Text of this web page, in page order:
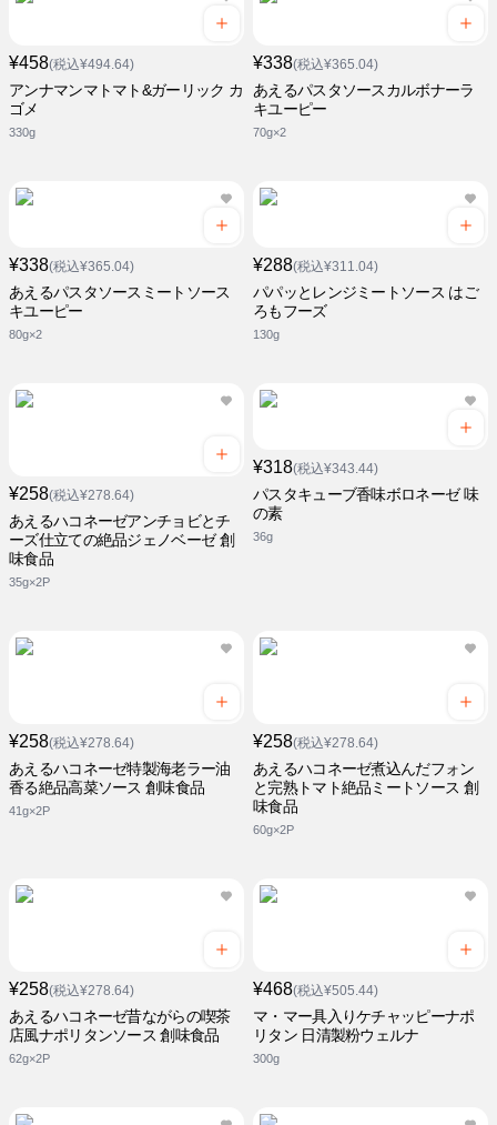
¥458(税込¥494.64)
アンナマンマトマト&ガーリック カ
ゴメ
330g
¥338(税込¥365.04)
あえるパスタソースカルボナーラ
キユーピー
70g×2
¥338(税込¥365.04)
あえるパスタソースミートソース
キユーピー
80g×2
¥288(税込¥311.04)
パパッとレンジミートソース はご
ろもフーズ
130g
¥258(税込¥278.64)
あえるハコネーゼアンチョビとチ
ーズ仕立ての絶品ジェノベーゼ 創
味食品
35g×2P
¥318(税込¥343.44)
パスタキューブ香味ボロネーゼ 味
の素
36g
¥258(税込¥278.64)
あえるハコネーゼ特製海老ラー油
香る絶品高菜ソース 創味食品
41g×2P
¥258(税込¥278.64)
あえるハコネーゼ煮込んだフォン
と完熟トマト絶品ミートソース 創
味食品
60g×2P
¥258(税込¥278.64)
あえるハコネーゼ昔ながらの喫茶
店風ナポリタンソース 創味食品
62g×2P
¥468(税込¥505.44)
マ・マー具入りケチャッピーナポ
リタン 日清製粉ウェルナ
300g